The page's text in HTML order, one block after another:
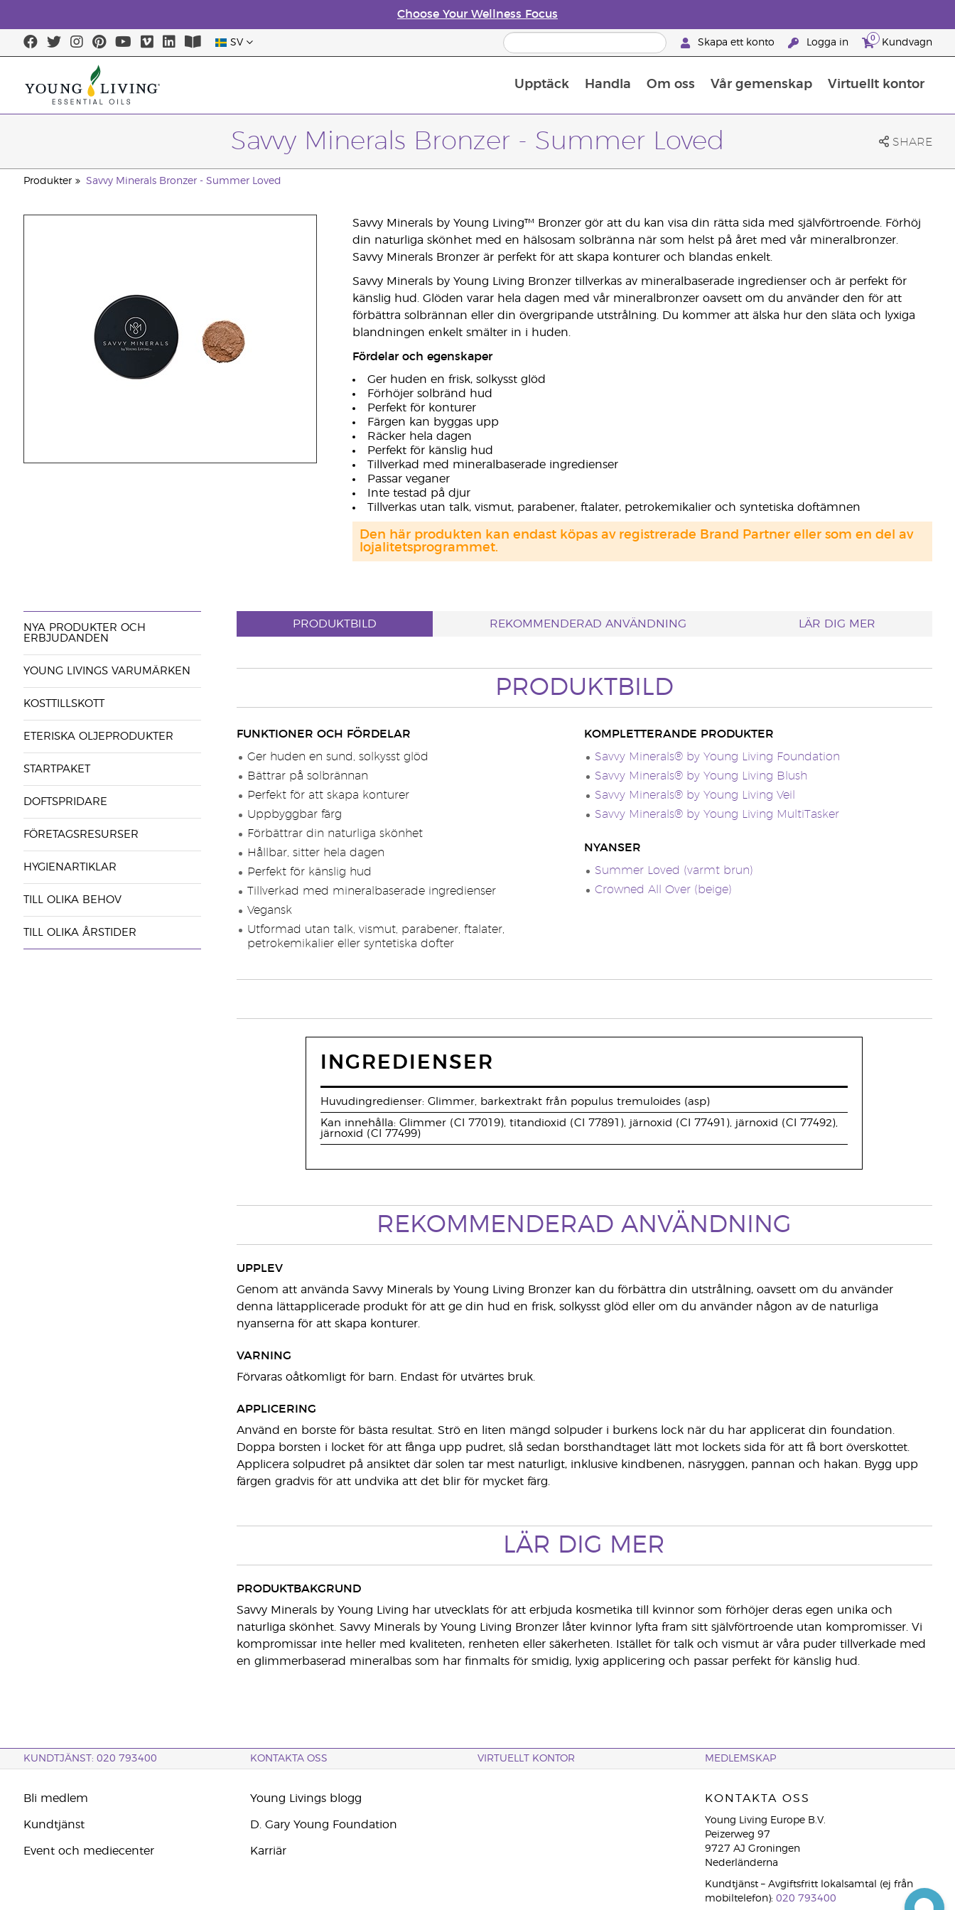
Choose Your Wellness Focus
SV Skapa ett konto Logga in 0 Kundvagn
Upptäck Handla Om oss Vår gemenskap Virtuellt kontor
Savvy Minerals Bronzer - Summer Loved SHARE
Produkter Savvy Minerals Bronzer - Summer Loved
Savvy Minerals by Young Living™ Bronzer gör att du kan visa din rätta sida med självförtroende. Förhöj
din naturliga skönhet med en hälsosam solbränna när som helst på året med vår mineralbronzer.
Savvy Minerals Bronzer är perfekt för att skapa konturer och blandas enkelt.
Savvy Minerals by Young Living Bronzer tillverkas av mineralbaserade ingredienser och är perfekt för
känslig hud. Glöden varar hela dagen med vår mineralbronzer oavsett om du använder den för att
förbättra solbrännan eller din övergripande utstrålning. Du kommer att älska hur den släta och lyxiga
blandningen enkelt smälter in i huden.
Fördelar och egenskaper
Ger huden en frisk, solkysst glöd
Förhöjer solbränd hud
Perfekt för konturer
Färgen kan byggas upp
Räcker hela dagen
Perfekt för känslig hud
Tillverkad med mineralbaserade ingredienser
Passar veganer
Inte testad på djur
Tillverkas utan talk, vismut, parabener, ftalater, petrokemikalier och syntetiska doftämnen
Den här produkten kan endast köpas av registrerade Brand Partner eller som en del av
lojalitetsprogrammet.
NYA PRODUKTER OCH
ERBJUDANDEN
YOUNG LIVINGS VARUMÄRKEN
KOSTTILLSKOTT
ETERISKA OLJEPRODUKTER
STARTPAKET
DOFTSPRIDARE
FÖRETAGSRESURSER
HYGIENARTIKLAR
TILL OLIKA BEHOV
TILL OLIKA ÅRSTIDER
PRODUKTBILD REKOMMENDERAD ANVÄNDNING LÄR DIG MER
PRODUKTBILD
FUNKTIONER OCH FÖRDELAR
Ger huden en sund, solkysst glöd
Bättrar på solbrännan
Perfekt för att skapa konturer
Uppbyggbar färg
Förbättrar din naturliga skönhet
Hållbar, sitter hela dagen
Perfekt för känslig hud
Tillverkad med mineralbaserade ingredienser
Vegansk
Utformad utan talk, vismut, parabener, ftalater,
petrokemikalier eller syntetiska dofter
KOMPLETTERANDE PRODUKTER
Savvy Minerals® by Young Living Foundation
Savvy Minerals® by Young Living Blush
Savvy Minerals® by Young Living Veil
Savvy Minerals® by Young Living MultiTasker
NYANSER
Summer Loved (varmt brun)
Crowned All Over (beige)
INGREDIENSER
Huvudingredienser: Glimmer, barkextrakt från populus tremuloides (asp)
Kan innehålla: Glimmer (CI 77019), titandioxid (CI 77891), järnoxid (CI 77491), järnoxid (CI 77492),
järnoxid (CI 77499)
REKOMMENDERAD ANVÄNDNING
UPPLEV
Genom att använda Savvy Minerals by Young Living Bronzer kan du förbättra din utstrålning, oavsett om du använder
denna lättapplicerade produkt för att ge din hud en frisk, solkysst glöd eller om du använder någon av de naturliga
nyanserna för att skapa konturer.
VARNING
Förvaras oåtkomligt för barn. Endast för utvärtes bruk.
APPLICERING
Använd en borste för bästa resultat. Strö en liten mängd solpuder i burkens lock när du har applicerat din foundation.
Doppa borsten i locket för att fånga upp pudret, slå sedan borsthandtaget lätt mot lockets sida för att få bort överskottet.
Applicera solpudret på ansiktet där solen tar mest naturligt, inklusive kindbenen, näsryggen, pannan och hakan. Bygg upp
färgen gradvis för att undvika att det blir för mycket färg.
LÄR DIG MER
PRODUKTBAKGRUND
Savvy Minerals by Young Living har utvecklats för att erbjuda kosmetika till kvinnor som förhöjer deras egen unika och
naturliga skönhet. Savvy Minerals by Young Living Bronzer låter kvinnor lyfta fram sitt självförtroende utan kompromisser. Vi
kompromissar inte heller med kvaliteten, renheten eller säkerheten. Istället för talk och vismut är våra puder tillverkade med
en glimmerbaserad mineralbas som har finmalts för smidig, lyxig applicering och passar perfekt för känslig hud.
KUNDTJÄNST: 020 793400 KONTAKTA OSS VIRTUELLT KONTOR MEDLEMSKAP
Bli medlem
Kundtjänst
Event och mediecenter
Young Livings blogg
D. Gary Young Foundation
Karriär
KONTAKTA OSS
Young Living Europe B.V.
Peizerweg 97
9727 AJ Groningen
Nederländerna
Kundtjänst – Avgiftsfritt lokalsamtal (ej från
mobiltelefon): 020 793400